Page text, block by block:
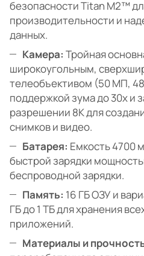
безопасности Titan M2™
производительности и
данных.
Камера: Тройная
широкоугольным,
телеобъективом (50 МП,
поддержкой зума до 30x и
разрешении 8K для
снимков и видео.
Батарея: Емкость 4700
быстрой зарядки
беспроводной зарядки.
Память: 16 ГБ ОЗУ и
ГБ до 1 ТБ для хранения
приложений.
Материалы и